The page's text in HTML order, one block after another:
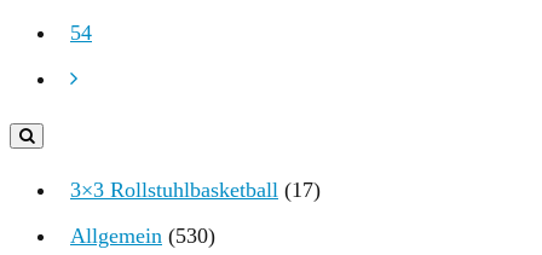
54
3×3 Rollstuhlbasketball (17)
Allgemein (530)